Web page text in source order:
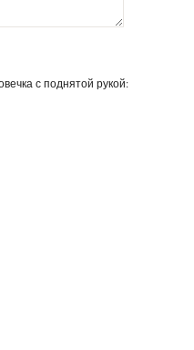
с поднятой рукой: